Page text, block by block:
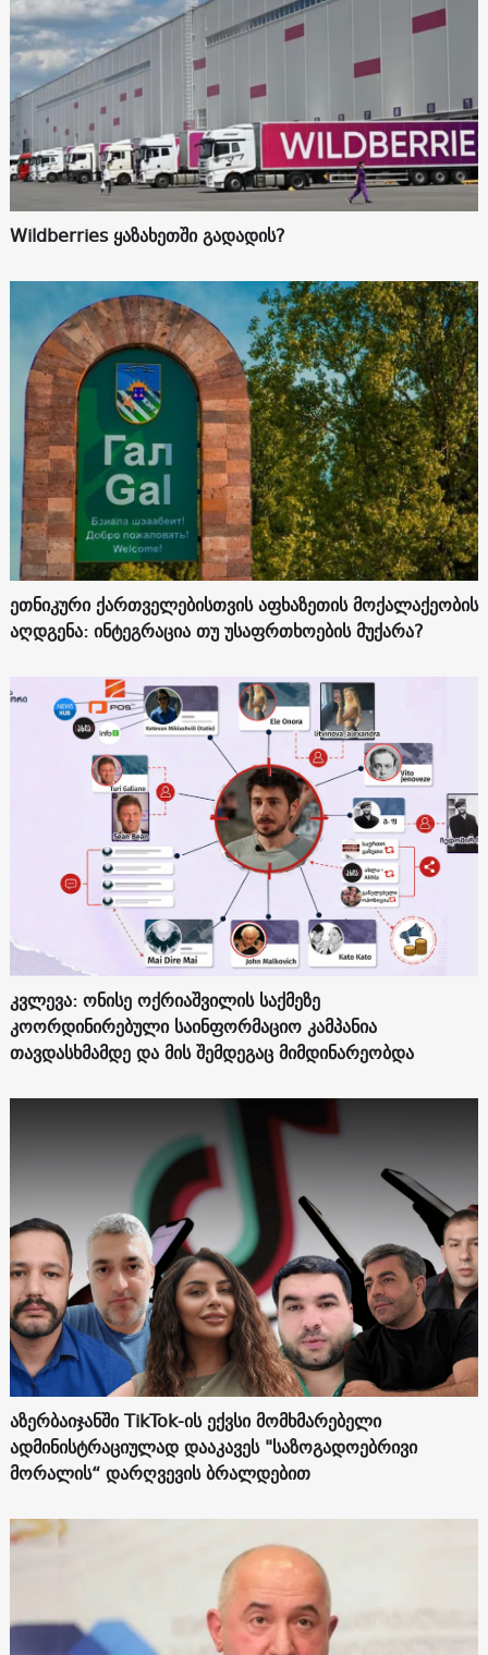
Wildberries ყაზახეთში გადადის?
ეთნიკური ქართველებისთვის აფხაზეთის მოქალაქეობის
აღდგენა: ინტეგრაცია თუ უსაფრთხოების მუქარა?
კვლევა: ონისე ოქრიაშვილის საქმეზე
კოორდინირებული საინფორმაციო კამპანია
თავდასხმამდე და მის შემდეგაც მიმდინარეობდა
აზერბაიჯანში TikTok-ის ექვსი მომხმარებელი
ადმინისტრაციულად დააკავეს "საზოგადოებრივი
მორალის“ დარღვევის ბრალდებით